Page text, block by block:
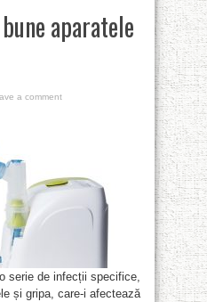
aparatele
a comment
serie de infecții specifice,
și gripa, care-i afectează